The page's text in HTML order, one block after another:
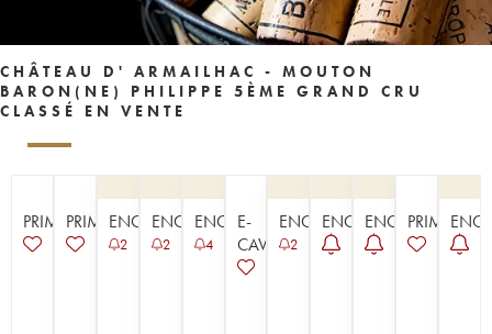
CHÂTEAU D' ARMAILHAC - MOUTON
BARON(NE) PHILIPPE 5ÈME GRAND CRU
CLASSÉ EN VENTE
PRIMEURPRIMEURENCHÈRE
2
ENCHÈRE
2
ENCHÈRE
4
E-
CAVISTE
ENCHÈRE
2
ENCHÈREENCHÈREPRIMEUR